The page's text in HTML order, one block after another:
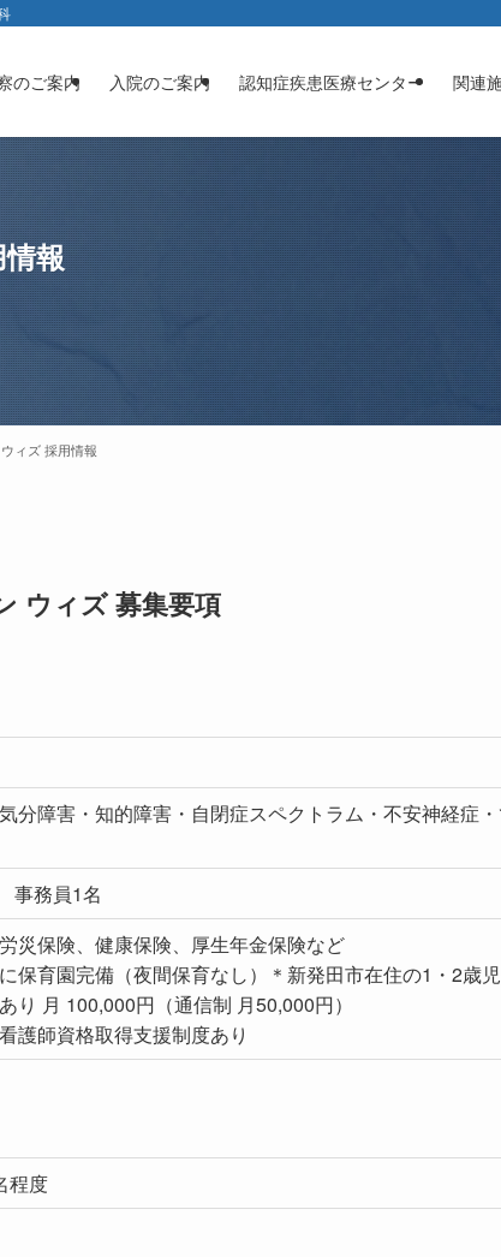
のご案内 入院のご案内 認知症疾患医療センター 関連
報
ィズ 採用情報
ウィズ 募集要項
分障害・知的障害・自閉症スペクトラム・不安神経症
事務員1名
災保険、健康保険、厚生年金保険など
保育園完備（夜間保育なし）＊新発田市在住の1・2歳
り 月 100,000円（通信制 月50,000円）
護師資格取得支援制度あり
程度